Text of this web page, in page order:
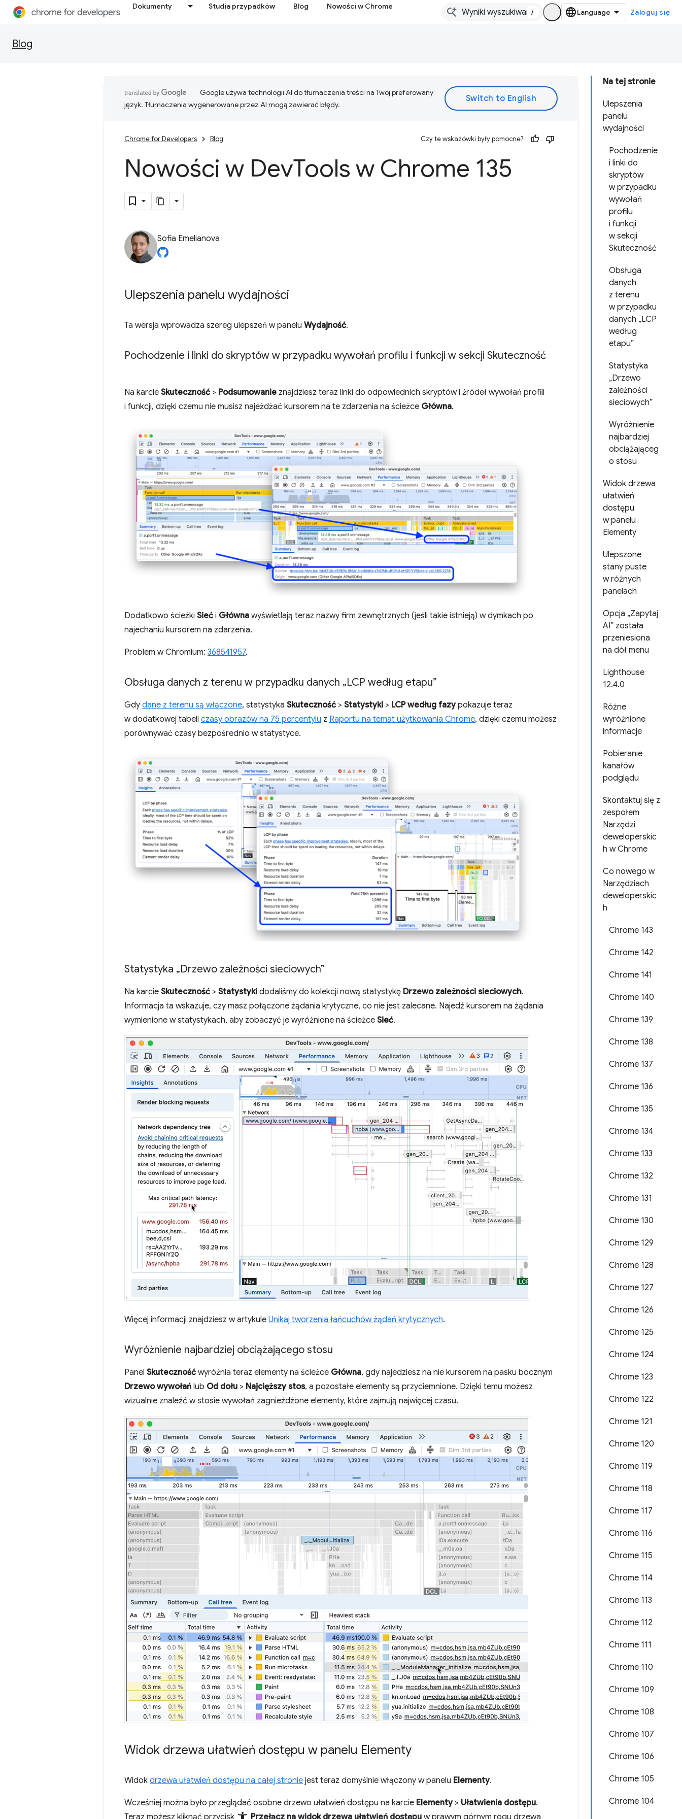
Dokumenty Studia przypadków Blog Nowości w Chrome
/ Zaloguj się
Blog
Na tej stronie
Ulepszenia
panelu
wydajności
Pochodzenie
i linki do
skryptów
w przypadku
wywołań
profilu
i funkcji
w sekcji
Skuteczność
Obsługa
danych
z terenu
w przypadku
danych „LCP
według
etapu”
Statystyka
„Drzewo
zależności
sieciowych”
Wyróżnienie
najbardziej
obciążająceg
o stosu
Widok drzewa
ułatwień
dostępu
w panelu
Elementy
Ulepszone
stany puste
w różnych
panelach
Opcja „Zapytaj
AI” została
przeniesiona
na dół menu
Lighthouse
12.4.0
Różne
wyróżnione
informacje
Pobieranie
kanałów
podglądu
Skontaktuj się z
zespołem
Narzędzi
deweloperskic
h w Chrome
Co nowego w
Narzędziach
deweloperskic
h
Chrome 143
Chrome 142
Chrome 141
Chrome 140
Chrome 139
Chrome 138
Chrome 137
Chrome 136
Chrome 135
Chrome 134
Chrome 133
Chrome 132
Chrome 131
Chrome 130
Chrome 129
Chrome 128
Chrome 127
Chrome 126
Chrome 125
Chrome 124
Chrome 123
Chrome 122
Chrome 121
Chrome 120
Chrome 119
Chrome 118
Chrome 117
Chrome 116
Chrome 115
Chrome 114
Chrome 113
Chrome 112
Chrome 111
Chrome 110
Chrome 109
Chrome 108
Chrome 107
Chrome 106
Chrome 105
Chrome 104
Google używa technologii AI do tłumaczenia treści na Twój preferowany
język. Tłumaczenia wygenerowane przez AI mogą zawierać błędy.
Chrome for Developers Blog Czy te wskazówki były pomocne?
Nowości w DevTools w Chrome 135
Sofia Emelianova
Ulepszenia panelu wydajności
Ta wersja wprowadza szereg ulepszeń w panelu Wydajność.
Pochodzenie i linki do skryptów w przypadku wywołań profilu i funkcji w sekcji Skuteczność
Na karcie Skuteczność > Podsumowanie znajdziesz teraz linki do odpowiednich skryptów i źródeł wywołań profili
i funkcji, dzięki czemu nie musisz najeżdżać kursorem na te zdarzenia na ścieżce Główna.
Dodatkowo ścieżki Sieć i Główna wyświetlają teraz nazwy firm zewnętrznych (jeśli takie istnieją) w dymkach po
najechaniu kursorem na zdarzenia.
Problem w Chromium: 368541957.
Obsługa danych z terenu w przypadku danych „LCP według etapu”
Gdy dane z terenu są włączone, statystyka Skuteczność > Statystyki > LCP według fazypokazuje teraz
w dodatkowej tabeli czasy obrazów na 75 percentylu z Raportu na temat użytkowania Chrome, dzięki czemu możesz
porównywać czasy bezpośrednio w statystyce.
Statystyka „Drzewo zależności sieciowych”
Na karcie Skuteczność > Statystyki dodaliśmy do kolekcji nową statystykę Drzewo zależności sieciowych.
Informacja ta wskazuje, czy masz połączone żądania krytyczne, co nie jest zalecane. Najedź kursorem na żądania
wymienione w statystykach, aby zobaczyć je wyróżnione na ścieżce Sieć.
Więcej informacji znajdziesz w artykule Unikaj tworzenia łańcuchów żądań krytycznych.
Wyróżnienie najbardziej obciążającego stosu
Panel Skuteczność wyróżnia teraz elementy na ścieżce Główna, gdy najedziesz na nie kursorem na pasku bocznym
Drzewo wywołań lub Od dołu > Najcięższy stos, a pozostałe elementy są przyciemnione. Dzięki temu możesz
wizualnie znaleźć w stosie wywołań zagnieżdżone elementy, które zajmują najwięcej czasu.
Widok drzewa ułatwień dostępu w panelu Elementy
Widok drzewa ułatwień dostępu na całej stronie jest teraz domyślnie włączony w panelu Elementy.
Wcześniej można było przeglądać osobne drzewo ułatwień dostępu na karcie Elementy> Ułatwienia dostępu.
Teraz możesz kliknąć przycisk
Przełącz na widok drzewa ułatwień dostępu w prawym górnym rogu drzewa